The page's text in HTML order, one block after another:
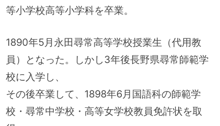
等小学校高等小学科を卒業。
1890年5月永田尋常高等学校授業生（代用教
員）となった。しかし3年後長野県尋常師範学
校に入学し、
その後卒業して、1898年6月国語科の師範学
校・尋常中学校・高等女学校教員免許状を取